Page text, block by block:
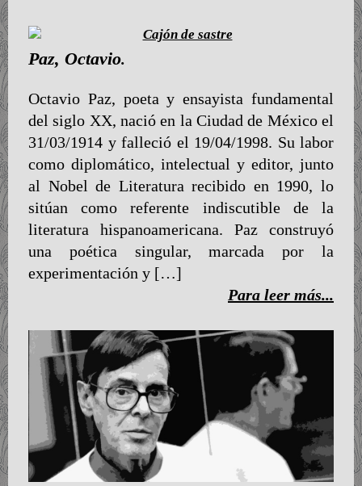
Paz, Octavio.
Octavio Paz, poeta y ensayista fundamental
del siglo XX, nació en la Ciudad de México el
31/03/1914 y falleció el 19/04/1998. Su labor
como diplomático, intelectual y editor, junto
al Nobel de Literatura recibido en 1990, lo
sitúan como referente indiscutible de la
literatura hispanoamericana. Paz construyó
una poética singular, marcada por la
experimentación y […]
Para leer más...